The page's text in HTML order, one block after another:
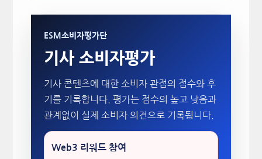
ESM소비자평가단
기사 소비자평가
기사 콘텐츠에 대한 소비자 관점의 점수와 후
기를 기록합니다. 평가는 점수의 높고 낮음과
관계없이 실제 소비자 의견으로 기록됩니다.
Web3 리워드 참여